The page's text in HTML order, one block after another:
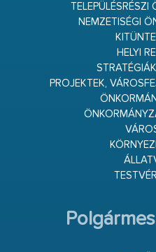
NEMZETISÉGI
HELYI
PROJEKTEK,